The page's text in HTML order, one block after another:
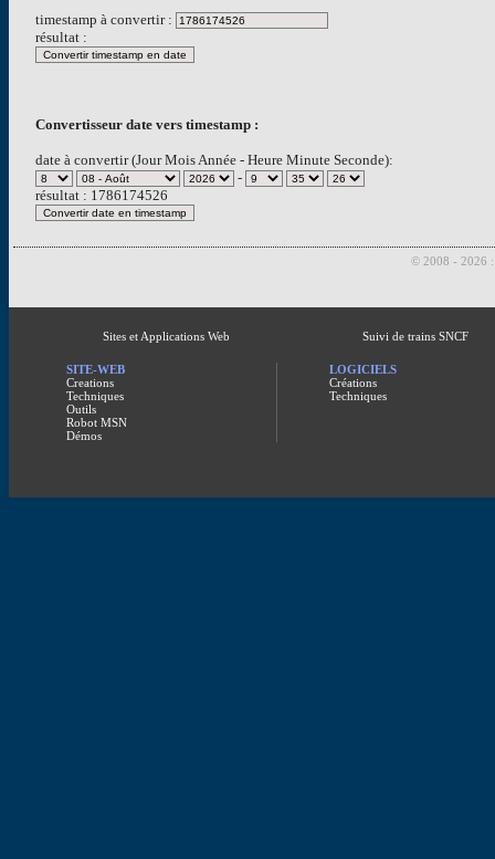
timestamp à convertir :
résultat :
Convertisseur date vers timestamp :
date à convertir (Jour Mois Année - Heure Minute Seconde):
-
résultat : 1786174526
© 2008 - 2026
Sites et Applications Web Suivi de trains SNCF
SITE-WEB
Creations
Techniques
Outils
Robot MSN
Démos
LOGICIELS
Créations
Techniques